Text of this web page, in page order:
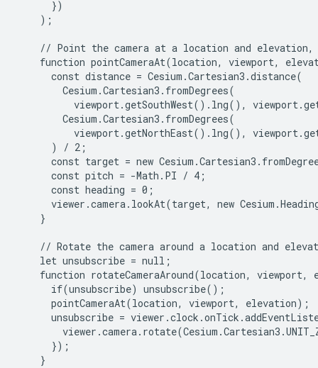
      })
    );
// Point the camera at a location and
function pointCameraAt(location, viewport,
      const distance = Cesium.Cartesian3.distance(
        Cesium.Cartesian3.fromDegrees(
viewport.getSouthWest().lng(),
        Cesium.Cartesian3.fromDegrees(
viewport.getNorthEast().lng(),
      ) / 2;
const target = new
      const pitch = -Math.PI / 4;
      const heading = 0;
viewer.camera.lookAt(target, new
    }
// Rotate the camera around a location and
    let unsubscribe = null;
function rotateCameraAround(location, viewport,
      if(unsubscribe) unsubscribe();
      pointCameraAt(location, viewport, elevation);
unsubscribe =
      });
    }